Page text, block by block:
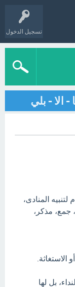
تسجيل الدخول
الا - بلي
المنادى،
جمع، مذكر،
الاستغاثة.
بل لها